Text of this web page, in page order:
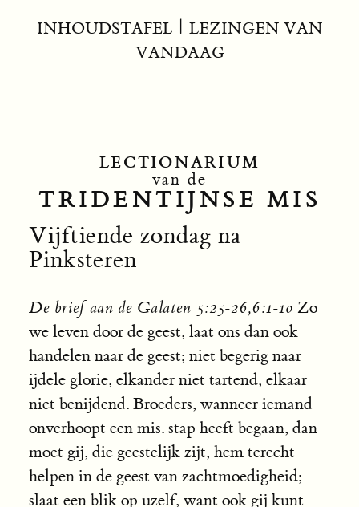
INHOUDSTAFEL| LEZINGEN VAN
VANDAAG
LECTIONARIUM
van de
TRIDENTIJNSE MIS
Vijftiende zondag na
Pinksteren
De brief aan de Galaten 5:25-26,6:1-10 Zo
we leven door de geest, laat ons dan ook
handelen naar de geest; niet begerig naar
ijdele glorie, elkander niet tartend, elkaar
niet benijdend. Broeders, wanneer iemand
onverhoopt een mis. stap heeft begaan, dan
moet gij, die geestelijk zijt, hem terecht
helpen in de geest van zachtmoedigheid;
slaat een blik op uzelf, want ook gij kunt